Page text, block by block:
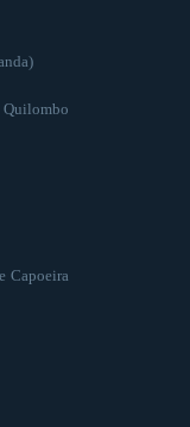
Capoeira